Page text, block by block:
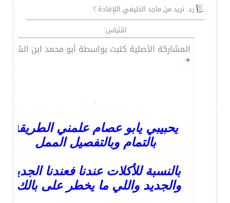
رد: نريد من ماجد الخليفي اللإفادة ؟
اقتباس:
المشاركة الأصلية كتبت بواسطة أبو محمد ابن الشايب
.
يحبيبي يابو عصام علمني الطريقة
بالتمام وبالتفصيل الممل
بالنسبة للأكلات عندنا فعندنا الجديد
والجديد واللي ما يخطر على بالك .